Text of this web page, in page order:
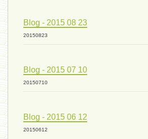
humain 06 - 6 août 2024
Blog - 2015 08 23
20150823
Blog - 2015 07 10
20150710
Blog - 2015 06 12
20150612